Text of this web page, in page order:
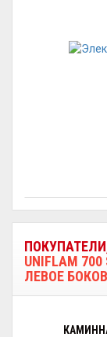
UNIFLAM
ЛЕВОЕ